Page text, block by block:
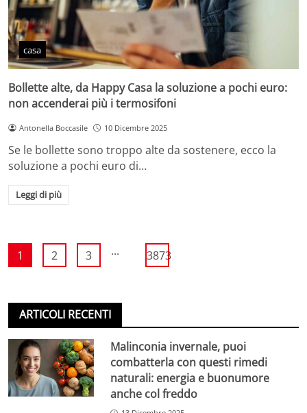
casa
Bollette alte, da Happy Casa la soluzione a pochi euro:
non accenderai più i termosifoni
Antonella Boccasile 10 Dicembre 2025
Se le bollette sono troppo alte da sostenere, ecco la
soluzione a pochi euro di…
Leggi di più
1 2 3 ... 3873
ARTICOLI RECENTI
Malinconia invernale, puoi
combatterla con questi rimedi
naturali: energia e buonumore
anche col freddo